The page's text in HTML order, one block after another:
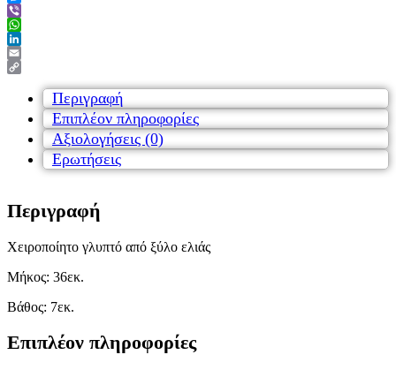
Messenger
Viber
WhatsApp
LinkedIn
Email
Link
Περιγραφή
Επιπλέον πληροφορίες
Αξιολογήσεις (0)
Ερωτήσεις
Περιγραφή
Χειροποίητο γλυπτό από ξύλο ελιάς
Μήκος: 36εκ.
Βάθος: 7εκ.
Επιπλέον πληροφορίες